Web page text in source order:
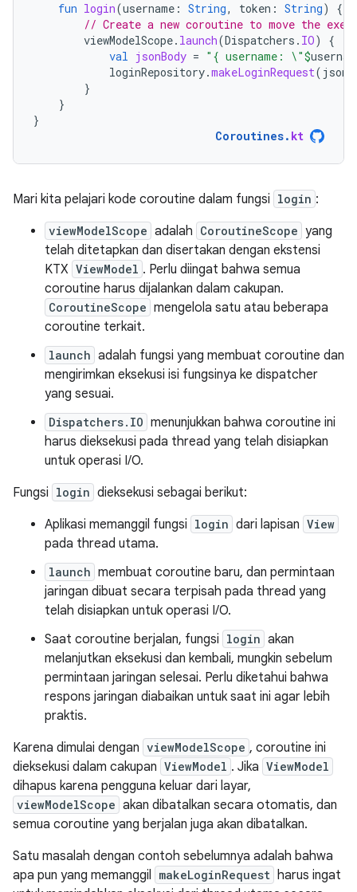
fun login(username : String, token : String)
{
// Create a new coroutine to move the
viewModelScope. launch(Dispatchers . IO)
{
val jsonBody = "{ username: \"$
loginRepository.makeLoginRequest(
}
}
}
Coroutines. kt
Mari kita pelajari kode coroutine dalam fungsi login :
viewModelScope adalah CoroutineScope yang
telah ditetapkan dan disertakan dengan ekstensi
KTX ViewModel . Perlu diingat bahwa semua
coroutine harus dijalankan dalam cakupan.
CoroutineScope mengelola satu atau beberapa
coroutine terkait.
launch adalah fungsi yang membuat coroutine dan
mengirimkan eksekusi isi fungsinya ke dispatcher
yang sesuai.
Dispatchers.IO menunjukkan bahwa coroutine ini
harus dieksekusi pada thread yang telah disiapkan
untuk operasi I/O.
Fungsi login dieksekusi sebagai berikut:
Aplikasi memanggil fungsi login dari lapisan View
pada thread utama.
launch membuat coroutine baru, dan permintaan
jaringan dibuat secara terpisah pada thread yang
telah disiapkan untuk operasi I/O.
Saat coroutine berjalan, fungsi login akan
melanjutkan eksekusi dan kembali, mungkin sebelum
permintaan jaringan selesai. Perlu diketahui bahwa
respons jaringan diabaikan untuk saat ini agar lebih
praktis.
Karena dimulai dengan viewModelScope , coroutine ini
dieksekusi dalam cakupan ViewModel . Jika ViewModel
dihapus karena pengguna keluar dari layar,
viewModelScope akan dibatalkan secara otomatis, dan
semua coroutine yang berjalan juga akan dibatalkan.
Satu masalah dengan contoh sebelumnya adalah bahwa
apa pun yang memanggil makeLoginRequest harus ingat